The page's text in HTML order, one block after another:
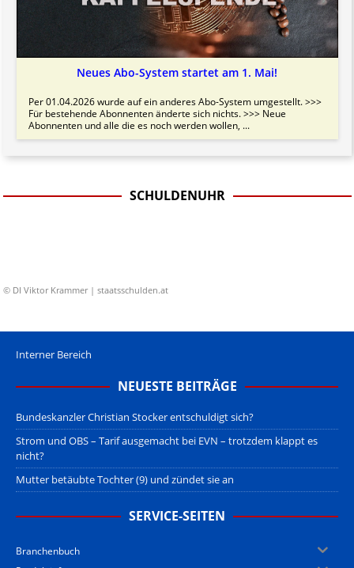
Neues Abo-System startet am 1. Mai!
Per 01.04.2026 wurde auf ein anderes Abo-System umgestellt. >>>
Für bestehende Abonnenten änderte sich nichts. >>> Neue
Abonnenten und alle die es noch werden wollen, ...
SCHULDENUHR
© DI Viktor Krammer | staatsschulden.at
Interner Bereich
NEUESTE BEITRÄGE
Bundeskanzler Christian Stocker entschuldigt sich?
Strom und OBS – Tarif ausgemacht bei EVN – trotzdem klappt es
nicht?
Mutter betäubte Tochter (9) und zündet sie an
SERVICE-SEITEN
Branchenbuch